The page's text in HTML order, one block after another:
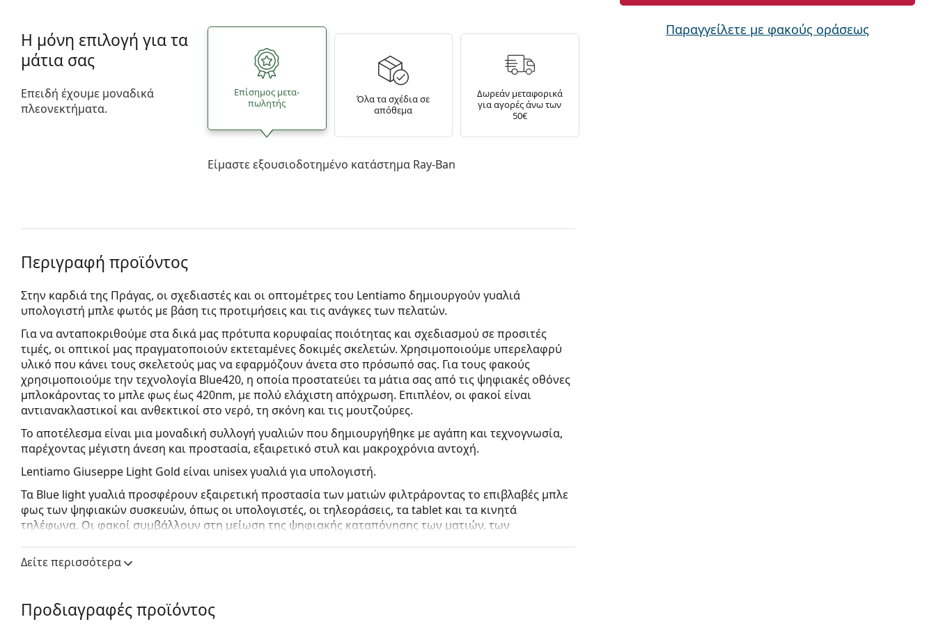
Παραγγείλετε με φακούς οράσεως
Η μόνη επιλογή για τα
μάτια σας
Επειδή έχουμε μοναδικά
πλεονεκτήματα.
Επίσημος μετα­
πωλητής
Όλα τα σχέδια σε
απόθεμα
Δωρεάν μεταφορικά
για αγορές άνω των
50€
Είμαστε εξουσιοδοτημένο κατάστημα Ray-Ban
Περιγραφή προϊόντος
Στην καρδιά της Πράγας, οι σχεδιαστές και οι οπτομέτρες του Lentiamo δημιουργούν γυαλιά
υπολογιστή μπλε φωτός με βάση τις προτιμήσεις και τις ανάγκες των πελατών.
Για να ανταποκριθούμε στα δικά μας πρότυπα κορυφαίας ποιότητας και σχεδιασμού σε προσιτές
τιμές, οι οπτικοί μας πραγματοποιούν εκτεταμένες δοκιμές σκελετών. Χρησιμοποιούμε υπερελαφρύ
υλικό που κάνει τους σκελετούς μας να εφαρμόζουν άνετα στο πρόσωπό σας. Για τους φακούς
χρησιμοποιούμετην τεχνολογία Blue420, η οποία προστατεύει τα μάτια σας από τις ψηφιακές οθόνες
μπλοκάροντας το μπλε φως έως 420nm, με πολύ ελάχιστη απόχρωση. Επιπλέον, οι φακοί είναι
αντιανακλαστικοί και ανθεκτικοί στο νερό, τη σκόνη και τις μουτζούρες.
Το αποτέλεσμα είναι μια μοναδική συλλογή γυαλιών που δημιουργήθηκε με αγάπη και τεχνογνωσία,
παρέχοντας μέγιστη άνεση και προστασία, εξαιρετικό στυλ και μακροχρόνια αντοχή.
Lentiamo Giuseppe Light Gold είναι unisex γυαλιά για υπολογιστή.
Τα Blue light γυαλιά προσφέρουν εξαιρετική προστασία των ματιών φιλτράροντας το επιβλαβές μπλε
φως των ψηφιακών συσκευών, όπως οι υπολογιστές, οι τηλεοράσεις, τα tablet και τα κινητά
τηλέφωνα. Οι φακοί συμβάλλουν στη μείωση της ψηφιακής καταπόνησης των ματιών, των
Δείτε πώς φαίνονται πάνω σας αυτά τα γυαλιά οράσεως με τη λειτουργία του Εικονικού καθρέφτη του
Σκελετός γυαλιών για υπολογιστή
Δείτε περισσότερα
Προδιαγραφές προϊόντος